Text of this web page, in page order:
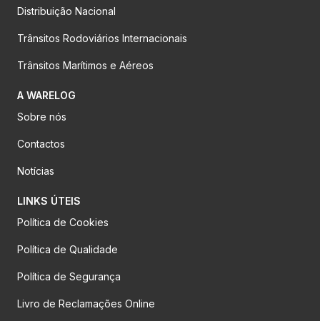
Distribuição Nacional
Trânsitos Rodoviários Internacionais
Trânsitos Marítimos e Aéreos
A WARELOG
Sobre nós
Contactos
Notícias
LINKS ÚTEIS
Política de Cookies
Política de Qualidade
Política de Segurança
Livro de Reclamações Online